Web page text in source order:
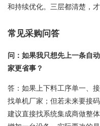
和持续优化。三层都清楚，
常见采购问答
问：如果我只想先上一条自
家更省事？
答：如果上下料工序单一、
找单机厂家；但若未来要接
建议直接找系统集成商做整